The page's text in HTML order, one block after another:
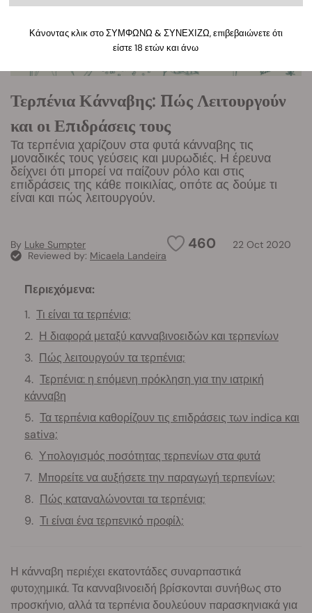
Τερπένια Κάνναβης: Πώς Λειτουργούν
και οι Επιδράσεις τους
Τα τερπένια χαρίζουν στα φυτά κάνναβης τις
μοναδικές τους γεύσεις και μυρωδιές. Η έρευνα
δείχνει ότι μπορεί να παίζουν ρόλο και στις
επιδράσεις της κάθε ποικιλίας, οπότε ας δούμε τι
είναι και πώς λειτουργούν.
460 22 Oct 2020
By Luke Sumpter
Reviewed by: Micaela Landeira
Περιεχόμενα:
Τι είναι τα τερπένια;
Η διαφορά μεταξύ κανναβινοειδών και τερπενίων
Πώς λειτουργούν τα τερπένια;
Τερπένια: η επόμενη πρόκληση για την ιατρική
κάνναβη
Τα τερπένια καθορίζουν τις επιδράσεις των indica και
sativa;
Υπολογισμός ποσότητας τερπενίων στα φυτά
Μπορείτε να αυξήσετε την παραγωγή τερπενίων;
Πώς καταναλώνονται τα τερπένια;
Τι είναι ένα τερπενικό προφίλ;
Η κάνναβη περιέχει εκατοντάδες συναρπαστικά
φυτοχημικά. Τα κανναβινοειδή βρίσκονται συνήθως στο
προσκήνιο, αλλά τα τερπένια δουλεύουν παρασκηνιακά για
Κάνοντας κλικ στο ΣΥΜΦΩΝΩ & ΣΥΝΕΧΙΖΩ, επιβεβαιώνετε ότι
είστε 18 ετών και άνω